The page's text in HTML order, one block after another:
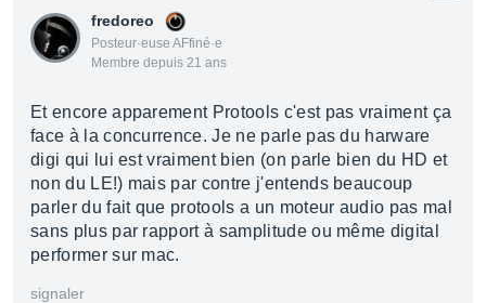
fredoreo
Posteur·euse AFfiné·e
Membre depuis 21 ans
Et encore apparement Protools c'est pas vraiment ça
face à la concurrence. Je ne parle pas du harware
digi qui lui est vraiment bien (on parle bien du HD et
non du LE!) mais par contre j'entends beaucoup
parler du fait que protools a un moteur audio pas mal
sans plus par rapport à samplitude ou même digital
performer sur mac.
signaler